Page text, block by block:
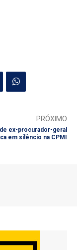
PRÓXIMO
ex-procurador-geral
em silêncio na CPMI